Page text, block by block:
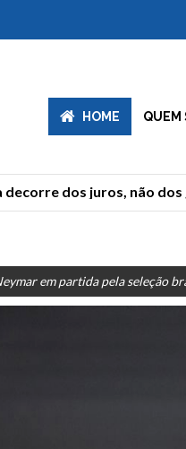
HOME QUEM
dos juros, não dos
em partida pela seleção